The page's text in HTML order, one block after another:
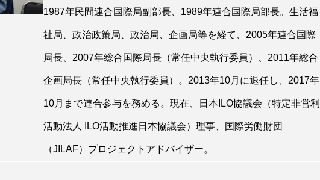
1987年民間連合国際局副部長、1989年連合国際局部長。生活福
祉局、政治政策局、政治局、企画局等を経て、2005年連合国際
局長、2007年総合国際局長（常任中央執行委員）、2011年総合
企画局長（常任中央執行委員）。2013年10月に退任し、2017年
10月まで連合参与を務める。現在、日本ILO協議会（特定非営利
活動法人 ILO活動推進日本協議会）理事、国際労働財団
（JILAF）プロジェクトアドバイザー。